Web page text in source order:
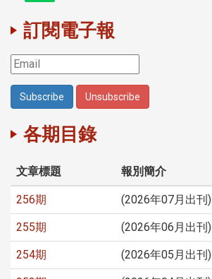
訂閱電子報
各期目錄
文章標題 報別簡介
256期 (2026年07月出刊)
255期 (2026年06月出刊)
254期 (2026年05月出刊)